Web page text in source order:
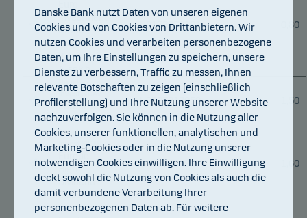
Investment
Grade
Corporate
Bond Class
A-sek h
LU0178670161 0,80
Danske
Invest SICAV
Europe
Class A
LU0727217050 1,50
Danske
Invest SICAV
Europe
High
Dividend
Class A
LU0123484957 1,60
Danske
Danske Bank nutzt Daten von unseren eigenen
Cookies und von Cookies von Drittanbietern. Wir
nutzen Cookies und verarbeiten personenbezogene
Daten, um Ihre Einstellungen zu speichern, unsere
Dienste zu verbessern, Traffic zu messen, Ihnen
relevante Botschaften zu zeigen (einschließlich
Profilerstellung) und Ihre Nutzung unserer Website
nachzuverfolgen. Sie können in die Nutzung aller
Cookies, unserer funktionellen, analytischen und
Marketing-Cookies oder in die Nutzung unserer
notwendigen Cookies einwilligen. Ihre Einwilligung
deckt sowohl die Nutzung von Cookies als auch die
damit verbundene Verarbeitung Ihrer
personenbezogenen Daten ab. Für weitere